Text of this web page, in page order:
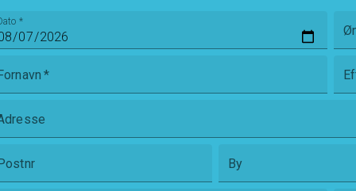
*
*
By